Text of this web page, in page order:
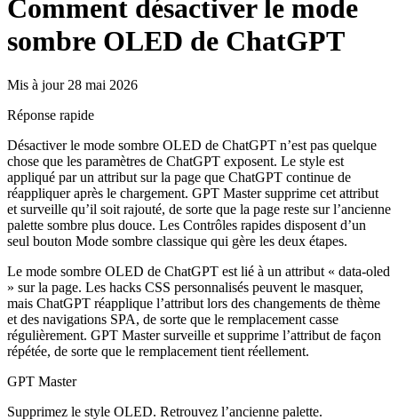
Comment désactiver le mode
sombre OLED de ChatGPT
Mis à jour 28 mai 2026
Réponse rapide
Désactiver le mode sombre OLED de ChatGPT n’est pas quelque
chose que les paramètres de ChatGPT exposent. Le style est
appliqué par un attribut sur la page que ChatGPT continue de
réappliquer après le chargement. GPT Master supprime cet attribut
et surveille qu’il soit rajouté, de sorte que la page reste sur l’ancienne
palette sombre plus douce. Les Contrôles rapides disposent d’un
seul bouton Mode sombre classique qui gère les deux étapes.
Le mode sombre OLED de ChatGPT est lié à un attribut « data-oled
» sur la page. Les hacks CSS personnalisés peuvent le masquer,
mais ChatGPT réapplique l’attribut lors des changements de thème
et des navigations SPA, de sorte que le remplacement casse
régulièrement. GPT Master surveille et supprime l’attribut de façon
répétée, de sorte que le remplacement tient réellement.
GPT Master
Supprimez le style OLED. Retrouvez l’ancienne palette.